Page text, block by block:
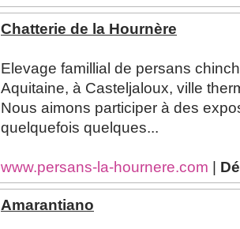
Chatterie de la Hournère
Elevage famillial de persans
Aquitaine, à Casteljaloux, ville
Nous aimons participer à des
quelquefois quelques...
www.persans-la-hournere.com |
Amarantiano